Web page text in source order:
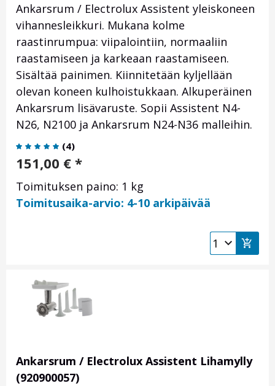
Ankarsrum / Electrolux Assistent yleiskoneen
vihannesleikkuri. Mukana kolme
raastinrumpua: viipalointiin, normaaliin
raastamiseen ja karkeaan raastamiseen.
Sisältää painimen. Kiinnitetään kyljellään
olevan koneen kulhoistukkaan. Alkuperäinen
Ankarsrum lisävaruste. Sopii Assistent N4-
N26, N2100 ja Ankarsrum N24-N36 malleihin.
(4)
151,00 € *
Toimituksen paino: 1 kg
Toimitusaika-arvio: 4-10 arkipäivää
Ankarsrum / Electrolux Assistent Lihamylly
(920900057)